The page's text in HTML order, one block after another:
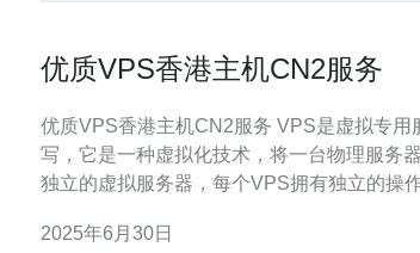
优质VPS香港主机CN2服务
优质VPS香港主机CN2服务 VPS是虚拟专用服务器的缩
写，它是一种虚拟化技术，将一台物理服务
独立的虚拟服务器，每个VPS拥有独立的操
环境和稳定的电信基础设施，对于国内外的用
2025年6月30日